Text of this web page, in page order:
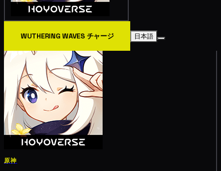
WUTHERING WAVES チャージ 日本語
原神